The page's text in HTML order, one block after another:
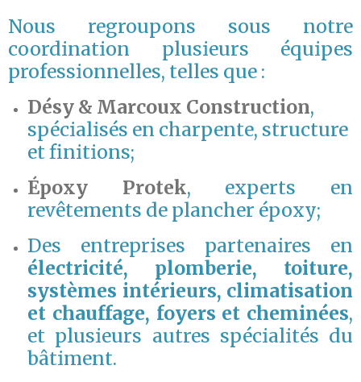
Nous regroupons sous notre
coordination plusieurs équipes
professionnelles, telles que :
Désy & Marcoux Construction,
spécialisés en charpente, structure
et finitions;
Époxy Protek, experts en
revêtements de plancher époxy;
Des entreprises partenaires en
électricité, plomberie, toiture,
systèmes intérieurs, climatisation
et chauffage, foyers et cheminées,
et plusieurs autres spécialités du
bâtiment.